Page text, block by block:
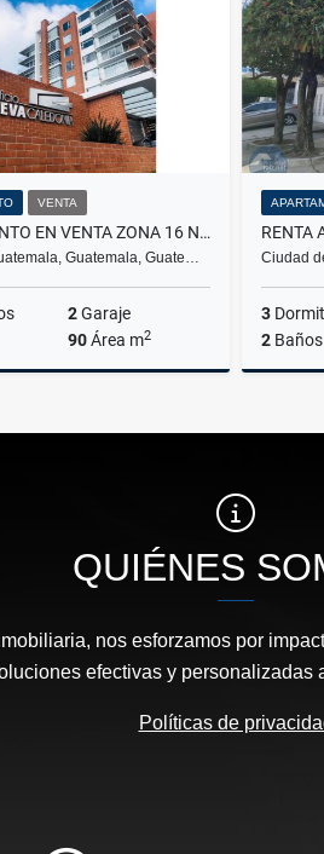
VENTA
APARTAMENTO EN VENTA ZONA 16 NUEVA CALEDONIA
Guatemala, Guate…
2Garaje
90Área m2
US$185,000
Ciudad
3
2 Baños
QUIÉNES
nos esforzamos por
efectivas y personalizadas
Políticas de